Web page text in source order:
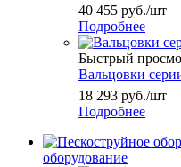
40 455 руб./шт
Подробнее
Быстрый
Вальцовки
18 293 руб./шт
Подробнее
оборудование